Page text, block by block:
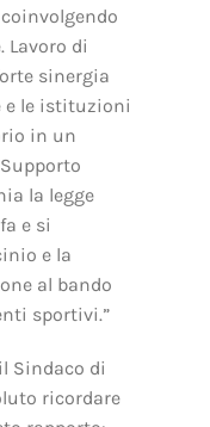
di
sinergia
e le istituzioni
in un
la legge
e si
e la
al bando
sportivi.”
Sindaco di
ricordare